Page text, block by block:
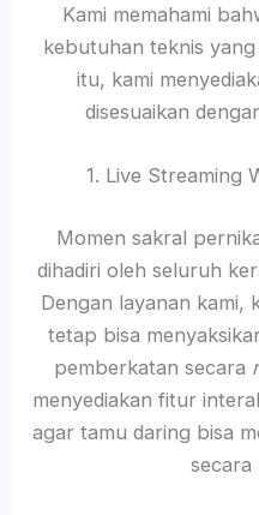
Kami memahami
kebutuhan teknis
itu, kami
disesuaikan
1. Live Streaming
Momen sakral
dihadiri oleh seluruh
Dengan layanan kami,
tetap bisa
pemberkatan secara
menyediakan fitur
agar tamu daring bisa
secara